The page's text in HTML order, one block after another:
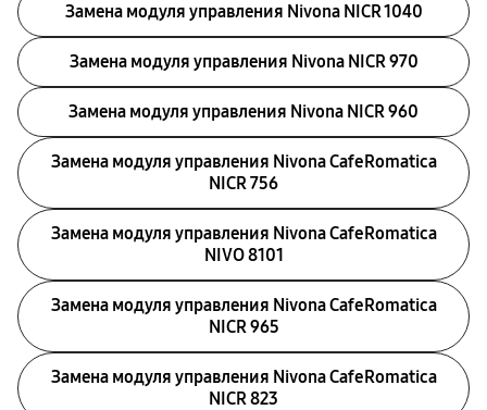
Замена модуля управления Nivona NICR 1040
Замена модуля управления Nivona NICR 970
Замена модуля управления Nivona NICR 960
Замена модуля управления Nivona CafeRomatica
NICR 756
Замена модуля управления Nivona CafeRomatica
NIVO 8101
Замена модуля управления Nivona CafeRomatica
NICR 965
Замена модуля управления Nivona CafeRomatica
NICR 823